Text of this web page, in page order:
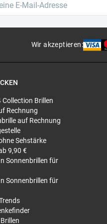
Wir akzeptieren:
Collection Brillen
Rechnung
auf Rechnung
Sehstärke
9,90 €
Sonnenbrillen für
Sonnenbrillen für